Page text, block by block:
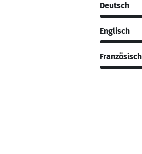
Deutsch
Englisch
Französisch